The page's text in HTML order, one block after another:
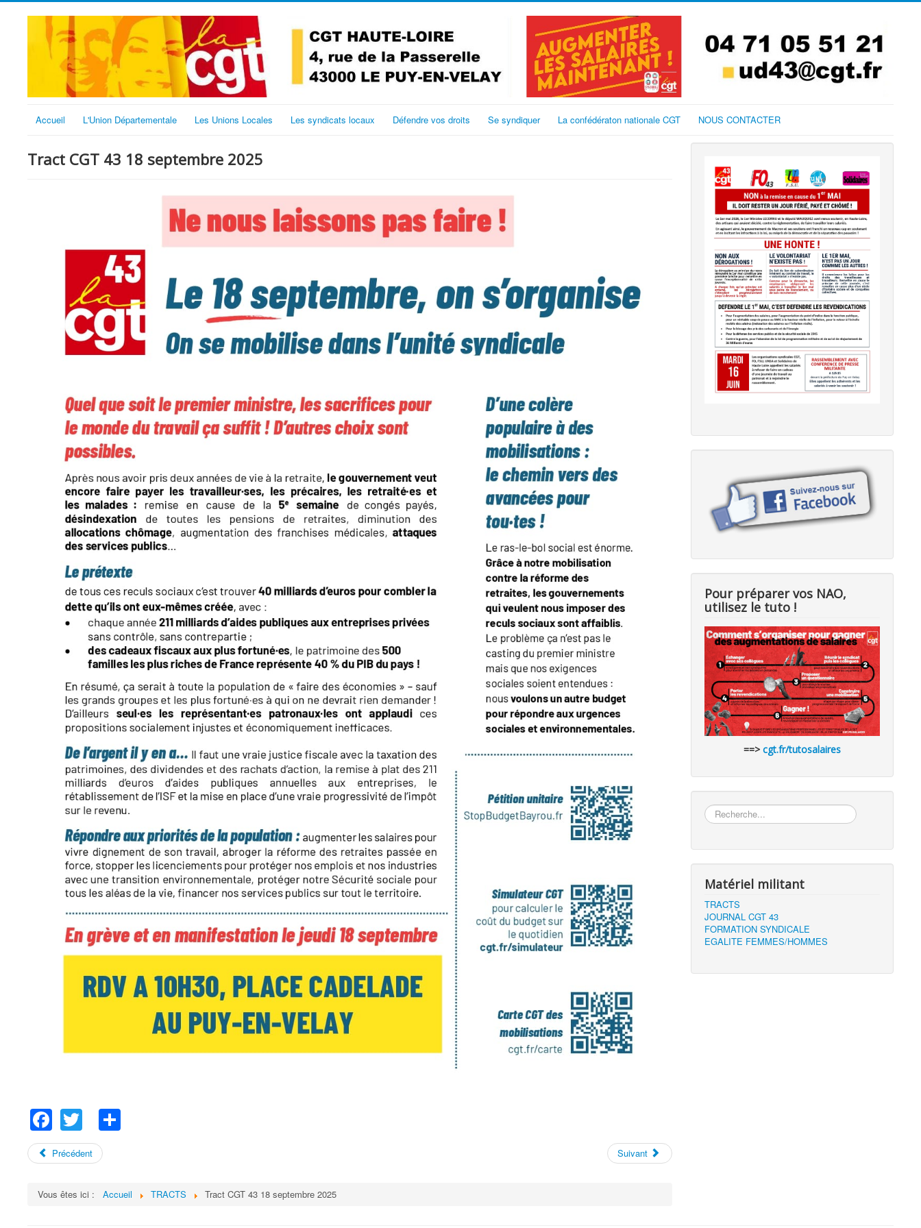
Accueil L'Union Départementale Les Unions Locales Les syndicats locaux Défendre vos droits Se syndiquer La confédératon nationale CGT NOUS CONTACTER
Tract CGT 43 18 septembre 2025
Facebook
Twitter
Précédent Suivant
Vous êtes ici : Accueil TRACTS Tract CGT 43 18 septembre 2025
Pour préparer vos NAO,
utilisez le tuto !
==>cgt.fr/tutosalaires
Rechercher
Matériel militant
TRACTS
JOURNAL CGT 43
FORMATION SYNDICALE
EGALITE FEMMES/HOMMES